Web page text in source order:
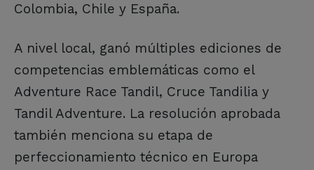
Colombia, Chile y España.
A nivel local, ganó múltiples ediciones de
competencias emblemáticas como el
Adventure Race Tandil, Cruce Tandilia y
Tandil Adventure. La resolución aprobada
también menciona su etapa de
perfeccionamiento técnico en Europa